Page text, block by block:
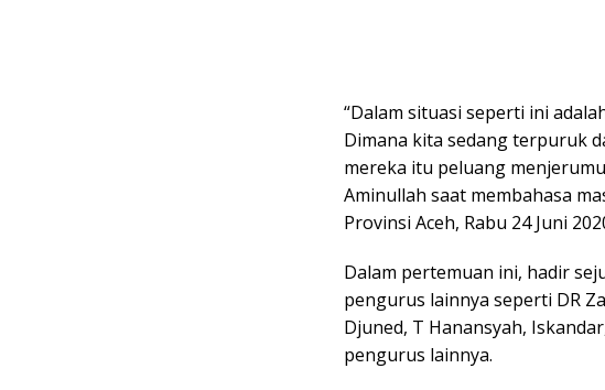
“Dalam situasi seperti ini
Dimana kita sedang terpuruk
mereka itu peluang
Aminullah saat membahasa
Provinsi Aceh, Rabu 24 Juni
Dalam pertemuan ini, hadir
pengurus lainnya seperti DR
Djuned, T Hanansyah,
pengurus lainnya.